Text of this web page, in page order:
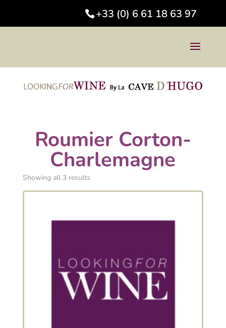
+33 (0) 6 61 18 63 97
Roumier Corton-
Charlemagne
Showing all 3 results